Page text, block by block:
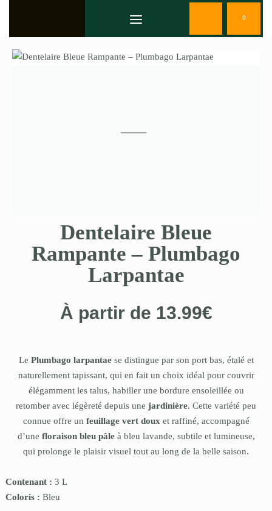
0
Dentelaire Bleue
Rampante – Plumbago
Larpantae
À partir de 13.99€
Le Plumbago larpantaese distingue par son port bas, étalé et
naturellement tapissant, qui en fait un choix idéal pour couvrir
élégamment les talus, habiller une bordure ensoleillée ou
retomber avec légèreté depuis une jardinière. Cette variété peu
connue offre un feuillage vert doux et raffiné, accompagné
d’une floraison bleu pâleà bleu lavande, subtile et lumineuse,
qui prolonge le plaisir visuel tout au long de la belle saison.
Contenant : 3 L
Coloris : Bleu